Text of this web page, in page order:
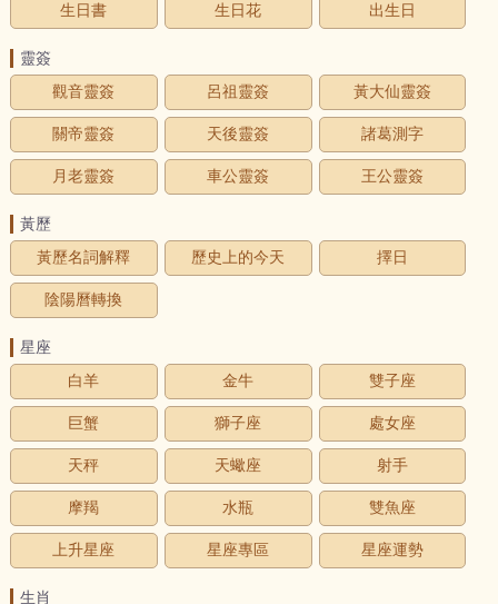
生日書 生日花 出生日
靈簽
觀音靈簽
呂祖靈簽 黃大仙靈簽
關帝靈簽 天後靈簽 諸葛測字
月老靈簽 車公靈簽 王公靈簽
黃歷
黃歷名詞解釋
歷史上的今天 擇日
陰陽曆轉換
星座
白羊
金牛 雙子座
巨蟹 獅子座 處女座
天秤 天蠍座 射手
摩羯 水瓶 雙魚座
上升星座 星座專區 星座運勢
生肖